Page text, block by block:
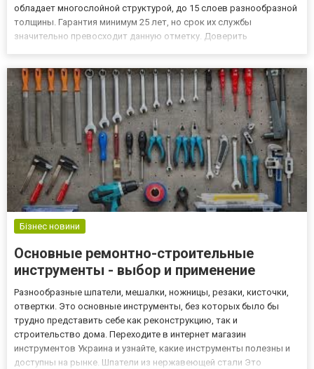
обладает многослойной структурой, до 15 слоев разнообразной
толщины. Гарантия минимум 25 лет, но срок их службы
значительно превосходит данную отметку. Доверить
всевозможных бассейнов....
Бізнес новини
Основные ремонтно-строительные
инструменты - выбор и применение
Разнообразные шпатели, мешалки, ножницы, резаки, кисточки,
отвертки. Это основные инструменты, без которых было бы
трудно представить себе как реконструкцию, так и
строительство дома. Переходите в интернет магазин
инструментов Украина и узнайте, какие инструменты полезны и
доступны на рынке. Шпатели из нержавеющей стали Это